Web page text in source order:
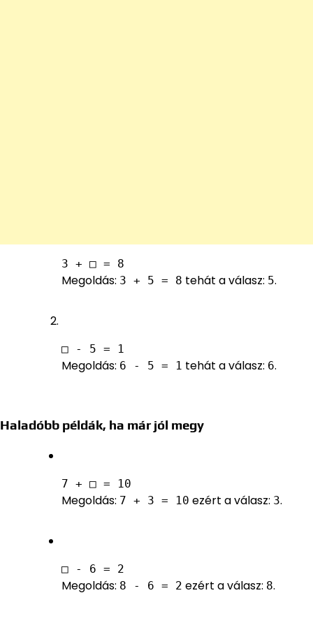
3 + □ = 8
Megoldás: 3 + 5 = 8 tehát a válasz: 5.
□ - 5 = 1
Megoldás: 6 - 5 = 1 tehát a válasz: 6.
Haladóbb példák, ha már jól megy
7 + □ = 10
Megoldás: 7 + 3 = 10 ezért a válasz: 3.
□ - 6 = 2
Megoldás: 8 - 6 = 2 ezért a válasz: 8.